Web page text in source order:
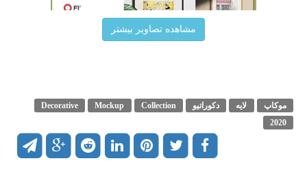
مشاهده تصاویر بیشتر
موکاپ لایه دکوراتیو Decorative Mockup
Collection
2020